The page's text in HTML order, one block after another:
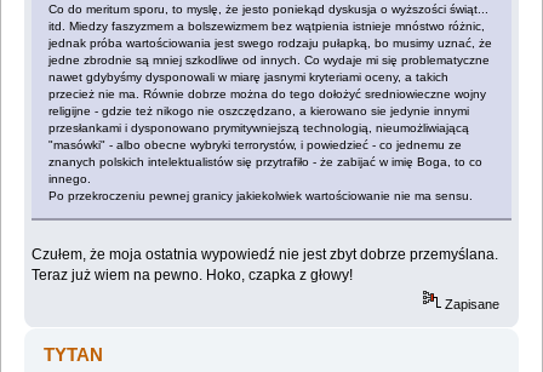
Co do meritum sporu, to myslę, że jesto poniekąd dyskusja o wyższości świąt...
itd. Miedzy faszyzmem a bolszewizmem bez wątpienia istnieje mnóstwo różnic,
jednak próba wartościowania jest swego rodzaju pułapką, bo musimy uznać, że
jedne zbrodnie są mniej szkodliwe od innych. Co wydaje mi się problematyczne
nawet gdybyśmy dysponowali w miarę jasnymi kryteriami oceny, a takich
przecież nie ma. Równie dobrze można do tego dołożyć sredniowieczne wojny
religijne - gdzie też nikogo nie oszczędzano, a kierowano sie jedynie innymi
przesłankami i dysponowano prymitywniejszą technologią, nieumożliwiającą
"masówki" - albo obecne wybryki terrorystów, i powiedzieć - co jednemu ze
znanych polskich intelektualistów się przytrafiło - że zabijać w imię Boga, to co
innego.
Po przekroczeniu pewnej granicy jakiekolwiek wartościowanie nie ma sensu.
Czułem, że moja ostatnia wypowiedź nie jest zbyt dobrze przemyślana.
Teraz już wiem na pewno. Hoko, czapka z głowy!
Zapisane
TYTAN